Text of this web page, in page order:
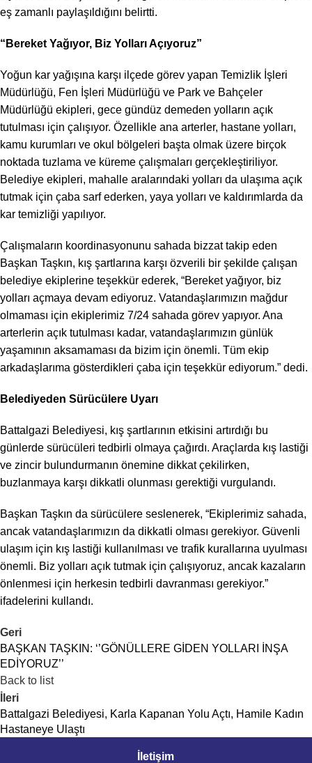
eş zamanlı paylaşıldığını belirtti.
“Bereket Yağıyor, Biz Yolları Açıyoruz”
Yoğun kar yağışına karşı ilçede görev yapan Temizlik İşleri
Müdürlüğü, Fen İşleri Müdürlüğü ve Park ve Bahçeler
Müdürlüğü ekipleri, gece gündüz demeden yolların açık
tutulması için çalışıyor. Özellikle ana arterler, hastane yolları,
kamu kurumları ve okul bölgeleri başta olmak üzere birçok
noktada tuzlama ve küreme çalışmaları gerçekleştiriliyor.
Belediye ekipleri, mahalle aralarındaki yolları da ulaşıma açık
tutmak için çaba sarf ederken, yaya yolları ve kaldırımlarda da
kar temizliği yapılıyor.
Çalışmaların koordinasyonunu sahada bizzat takip eden
Başkan Taşkın, kış şartlarına karşı özverili bir şekilde çalışan
belediye ekiplerine teşekkür ederek, “Bereket yağıyor, biz
yolları açmaya devam ediyoruz. Vatandaşlarımızın mağdur
olmaması için ekiplerimiz 7/24 sahada görev yapıyor. Ana
arterlerin açık tutulması kadar, vatandaşlarımızın günlük
yaşamının aksamaması da bizim için önemli. Tüm ekip
arkadaşlarıma gösterdikleri çaba için teşekkür ediyorum.” dedi.
Belediyeden Sürücülere Uyarı
Battalgazi Belediyesi, kış şartlarının etkisini artırdığı bu
günlerde sürücüleri tedbirli olmaya çağırdı. Araçlarda kış lastiği
ve zincir bulundurmanın önemine dikkat çekilirken,
buzlanmaya karşı dikkatli olunması gerektiği vurgulandı.
Başkan Taşkın da sürücülere seslenerek, “Ekiplerimiz sahada,
ancak vatandaşlarımızın da dikkatli olması gerekiyor. Güvenli
ulaşım için kış lastiği kullanılması ve trafik kurallarına uyulması
önemli. Biz yolları açık tutmak için çalışıyoruz, ancak kazaların
önlenmesi için herkesin tedbirli davranması gerekiyor.”
ifadelerini kullandı.
Geri
BAŞKAN TAŞKIN: ‘’GÖNÜLLERE GİDEN YOLLARI İNŞA
EDİYORUZ’’
Back to list
İleri
Battalgazi Belediyesi, Karla Kapanan Yolu Açtı, Hamile Kadın
Hastaneye Ulaştı
İletişim